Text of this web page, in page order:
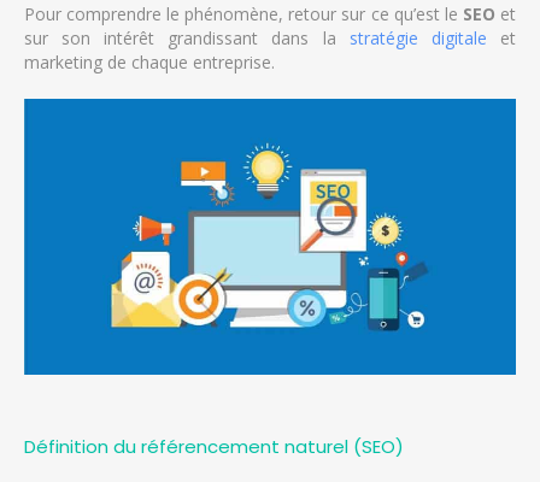
Pour comprendre le phénomène, retour sur ce qu’est le SEO et
sur son intérêt grandissant dans la stratégie digitale et
marketing de chaque entreprise.
Définition du référencement naturel (SEO)